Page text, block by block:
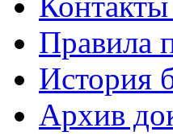
Правила
История
Архив